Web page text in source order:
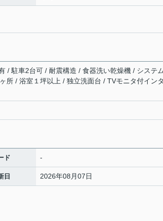
/ 駐車2台可 / 耐震構造 / 食器洗い乾燥機 / システ
所 / 浴室１坪以上 / 独立洗面台 / TVモニタ付イン
ド -
日 2026年08月07日